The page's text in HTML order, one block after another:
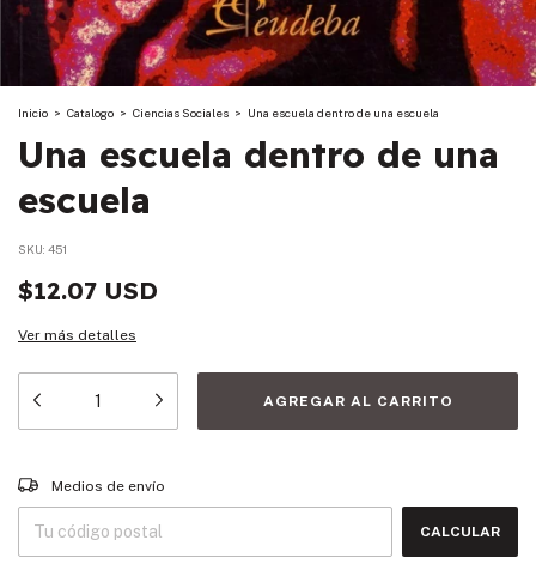
Inicio > Catalogo > Ciencias Sociales > Una escuela dentro de una escuela
Una escuela dentro de una
escuela
SKU: 451
$12.07 USD
Ver más detalles
Entregas para el CP:
Medios de envío
CALCULAR